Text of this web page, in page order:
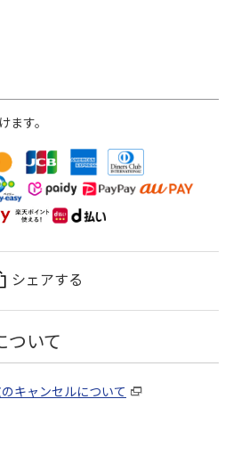
す。
シェアする
ついて
キャンセルについて